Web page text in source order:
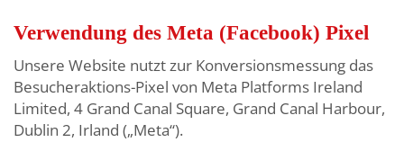
Verwendung des Meta (Facebook) Pixel
Unsere Website nutzt zur Konversionsmessung das
Besucheraktions-Pixel von Meta Platforms Ireland
Limited, 4 Grand Canal Square, Grand Canal Harbour,
Dublin 2, Irland („Meta“).